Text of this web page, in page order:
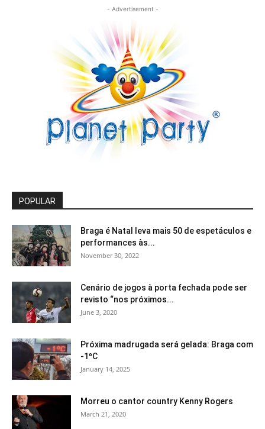
- Advertisement -
POPULAR
Braga é Natal leva mais 50 de espetáculos e
performances às...
November 30, 2022
Cenário de jogos à porta fechada pode ser
revisto “nos próximos...
June 3, 2020
Próxima madrugada será gelada: Braga com
-1ºC
January 14, 2025
Morreu o cantor country Kenny Rogers
March 21, 2020